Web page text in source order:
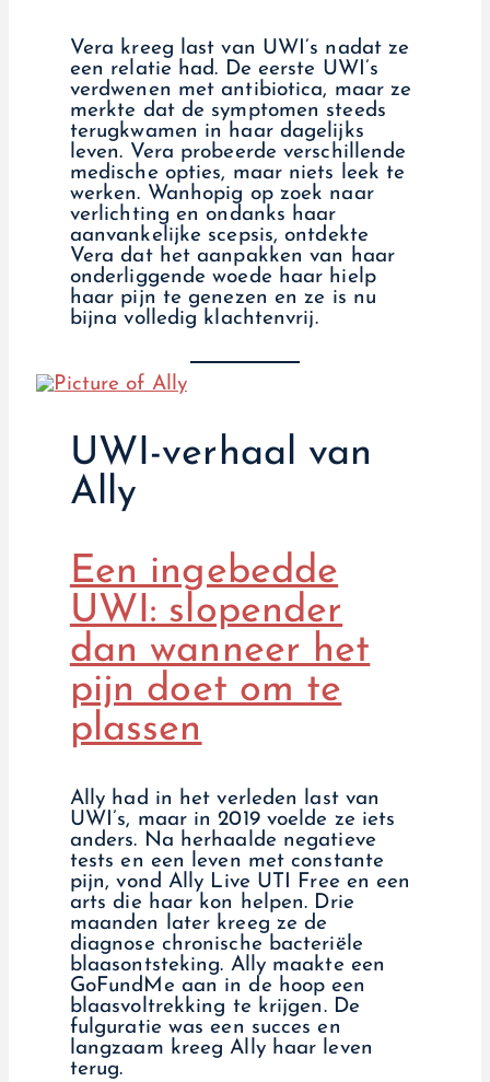
Vera kreeg last van UWI’s nadat ze
een relatie had. De eerste UWI’s
verdwenen met antibiotica, maar ze
merkte dat de symptomen steeds
terugkwamen in haar dagelijks
leven. Vera probeerde verschillende
medische opties, maar niets leek te
werken. Wanhopig op zoek naar
verlichting en ondanks haar
aanvankelijke scepsis, ontdekte
Vera dat het aanpakken van haar
onderliggende woede haar hielp
haar pijn te genezen en ze is nu
bijna volledig klachtenvrij.
UWI-verhaal van
Ally
Een ingebedde
UWI: slopender
dan wanneer het
pijn doet om te
plassen
Ally had in het verleden last van
UWI’s, maar in 2019 voelde ze iets
anders. Na herhaalde negatieve
tests en een leven met constante
pijn, vond Ally Live UTI Free en een
arts die haar kon helpen. Drie
maanden later kreeg ze de
diagnose chronische bacteriële
blaasontsteking. Ally maakte een
GoFundMe aan in de hoop een
blaasvoltrekking te krijgen. De
fulguratie was een succes en
langzaam kreeg Ally haar leven
terug.